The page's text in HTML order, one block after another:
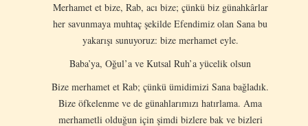
Merhamet et bize, Rab, acı bize; çünkü biz günahkârlar
her savunmaya muhtaç şekilde Efendimiz olan Sana bu
yakarışı sunuyoruz: bize merhamet eyle.
Baba’ya, Oğul’a ve Kutsal Ruh’a yücelik olsun
Bize merhamet et Rab; çünkü ümidimizi Sana bağladık.
Bize öfkelenme ve de günahlarımızı hatırlama. Ama
merhametli olduğun için şimdi bizlere bak ve bizleri